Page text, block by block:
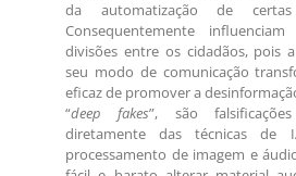
da automatização de certas
Consequentemente
divisões entre os cidadãos, pois
seu modo de comunicação
eficaz de promover a
“deep fakes”, são
diretamente das técnicas
processamento de imagem e